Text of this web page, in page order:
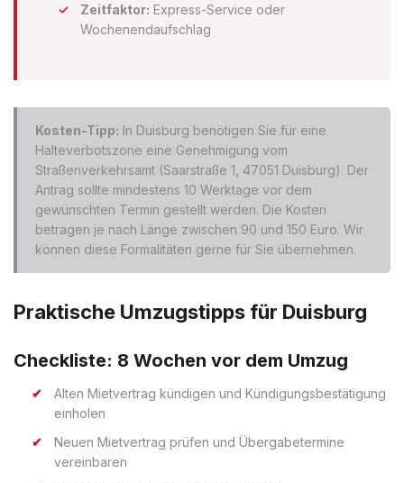
Zeitfaktor: Express-Service oder
Wochenendaufschlag
Kosten-Tipp: In Duisburg benötigen Sie für eine
Halteverbotszone eine Genehmigung vom
Straßenverkehrsamt (Saarstraße 1, 47051 Duisburg). Der
Antrag sollte mindestens 10 Werktage vor dem
gewünschten Termin gestellt werden. Die Kosten
betragen je nach Länge zwischen 90 und 150 Euro. Wir
können diese Formalitäten gerne für Sie übernehmen.
Praktische Umzugstipps für Duisburg
Checkliste: 8 Wochen vor dem Umzug
Alten Mietvertrag kündigen und Kündigungsbestätigung
einholen
Neuen Mietvertrag prüfen und Übergabetermine
vereinbaren